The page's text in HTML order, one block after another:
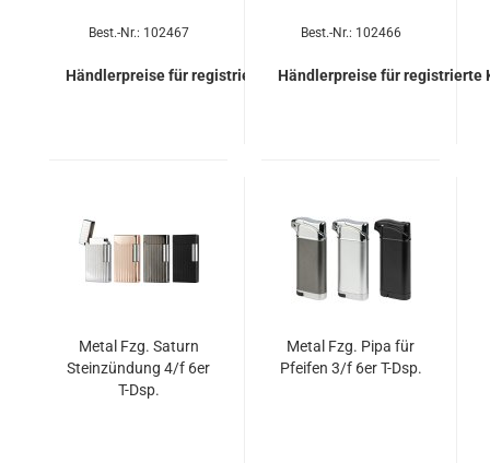
Best.-Nr.: 102467
Händlerpreise für registrierte Kunden
Best.-Nr.: 102466
Händlerpreise für registrierte
Metal Fzg. Sa­turn
Stein­zün­dung 4/f 6er
T-Dsp.
Metal Fzg. Pipa für
Pfei­fen 3/f 6er T-Dsp.